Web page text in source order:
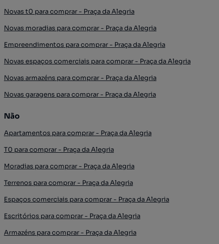
Novas t0 para comprar - Praça da Alegria
Novas moradias para comprar - Praça da Alegria
Empreendimentos para comprar - Praça da Alegria
Novas espaços comerciais para comprar - Praça da Alegria
Novas armazéns para comprar - Praça da Alegria
Novas garagens para comprar - Praça da Alegria
Não
Apartamentos para comprar - Praça da Alegria
T0 para comprar - Praça da Alegria
Moradias para comprar - Praça da Alegria
Terrenos para comprar - Praça da Alegria
Espaços comerciais para comprar - Praça da Alegria
Escritórios para comprar - Praça da Alegria
Armazéns para comprar - Praça da Alegria